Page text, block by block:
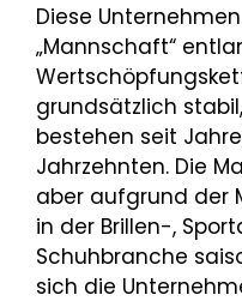
Diese
„Mannschaft“
grundsätzlich
bestehen seit
Jahrzehnten. Die
aber aufgrund der
in der Brillen-,
Schuhbranche
sich die